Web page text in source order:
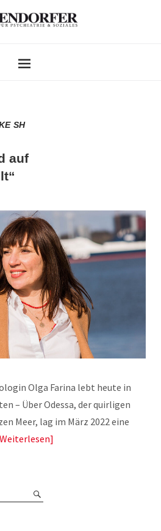
SH
auf
Olga Farina lebt heute in
– Über Odessa, der quirligen
Meer, lag im März 2022 eine
Weiterlesen